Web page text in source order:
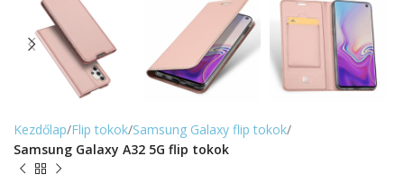
Kezdőlap Flip tokok Samsung Galaxy flip tokok
Samsung Galaxy A32 5G flip tokok